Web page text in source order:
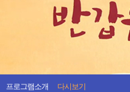
프로그램소개
다시보기